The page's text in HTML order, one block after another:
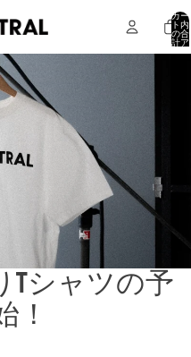
カー
ト内
の合
計ア
イテ
Tシャツの予
！